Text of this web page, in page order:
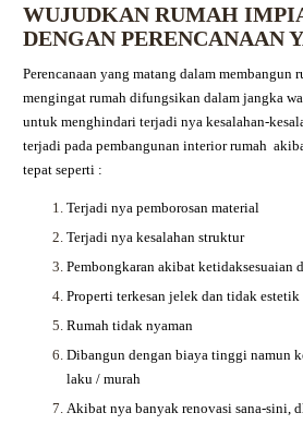
WUJUDKAN RUMAH
DENGAN PERENCANAAN
Perencanaan yang matang dalam membangun
mengingat rumah difungsikan dalam jangka
untuk menghindari terjadi nya kesalahan-
terjadi pada pembangunan interior rumah
tepat seperti :
Terjadi nya pemborosan material
Terjadi nya kesalahan struktur
Pembongkaran akibat ketidaksesuaian
Properti terkesan jelek dan tidak estetik
Rumah tidak nyaman
Dibangun dengan biaya tinggi namun
laku / murah
Akibat nya banyak renovasi sana-sini,